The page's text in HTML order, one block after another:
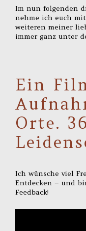
Im nun folgenden
nehme ich euch
weiteren meiner
immer ganz unter
Ein
Orte. 36
Ich wünsche viel
Entdecken – und
Feedback!